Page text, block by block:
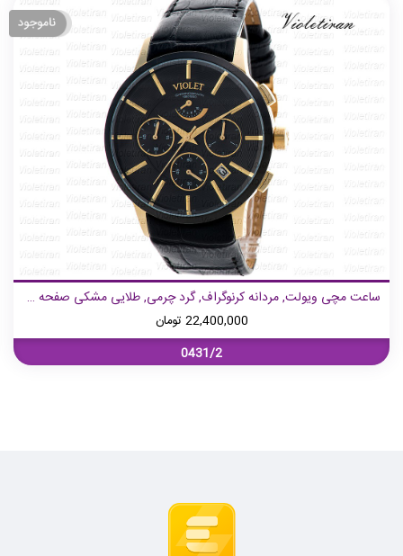
ساعت مچی ویولت, مردانه کرنوگراف, گرد چرمی, طلایی مشکی صفحه مشکی,
22,400,000 تومان
0431/2